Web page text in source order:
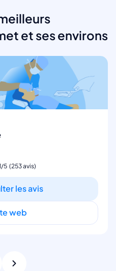
et ses environs
5 (253 avis)
les avis
web